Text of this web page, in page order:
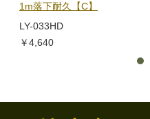
1m落下耐久【C】
LY-033HD
￥4,640